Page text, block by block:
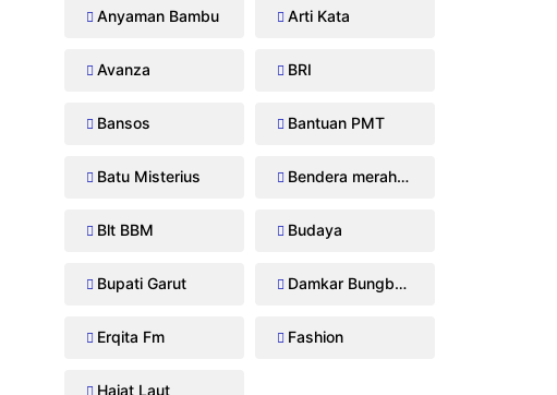
Anyaman Bambu Arti Kata
Avanza BRI
Bansos Bantuan PMT
Batu Misterius Bendera merah putih
Blt BBM Budaya
Bupati Garut Damkar Bungbulang
Erqita Fm Fashion
Hajat Laut